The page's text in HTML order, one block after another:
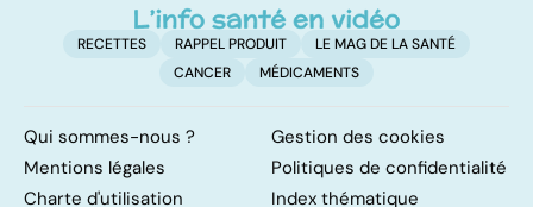
RECETTES RAPPEL PRODUIT
LE MAG DE LA SANTÉ
CANCER
MÉDICAMENTS
Qui sommes-nous ?
Gestion des cookies
Mentions légales
Politiques de confidentialité
Charte d'utilisation
Index thématique